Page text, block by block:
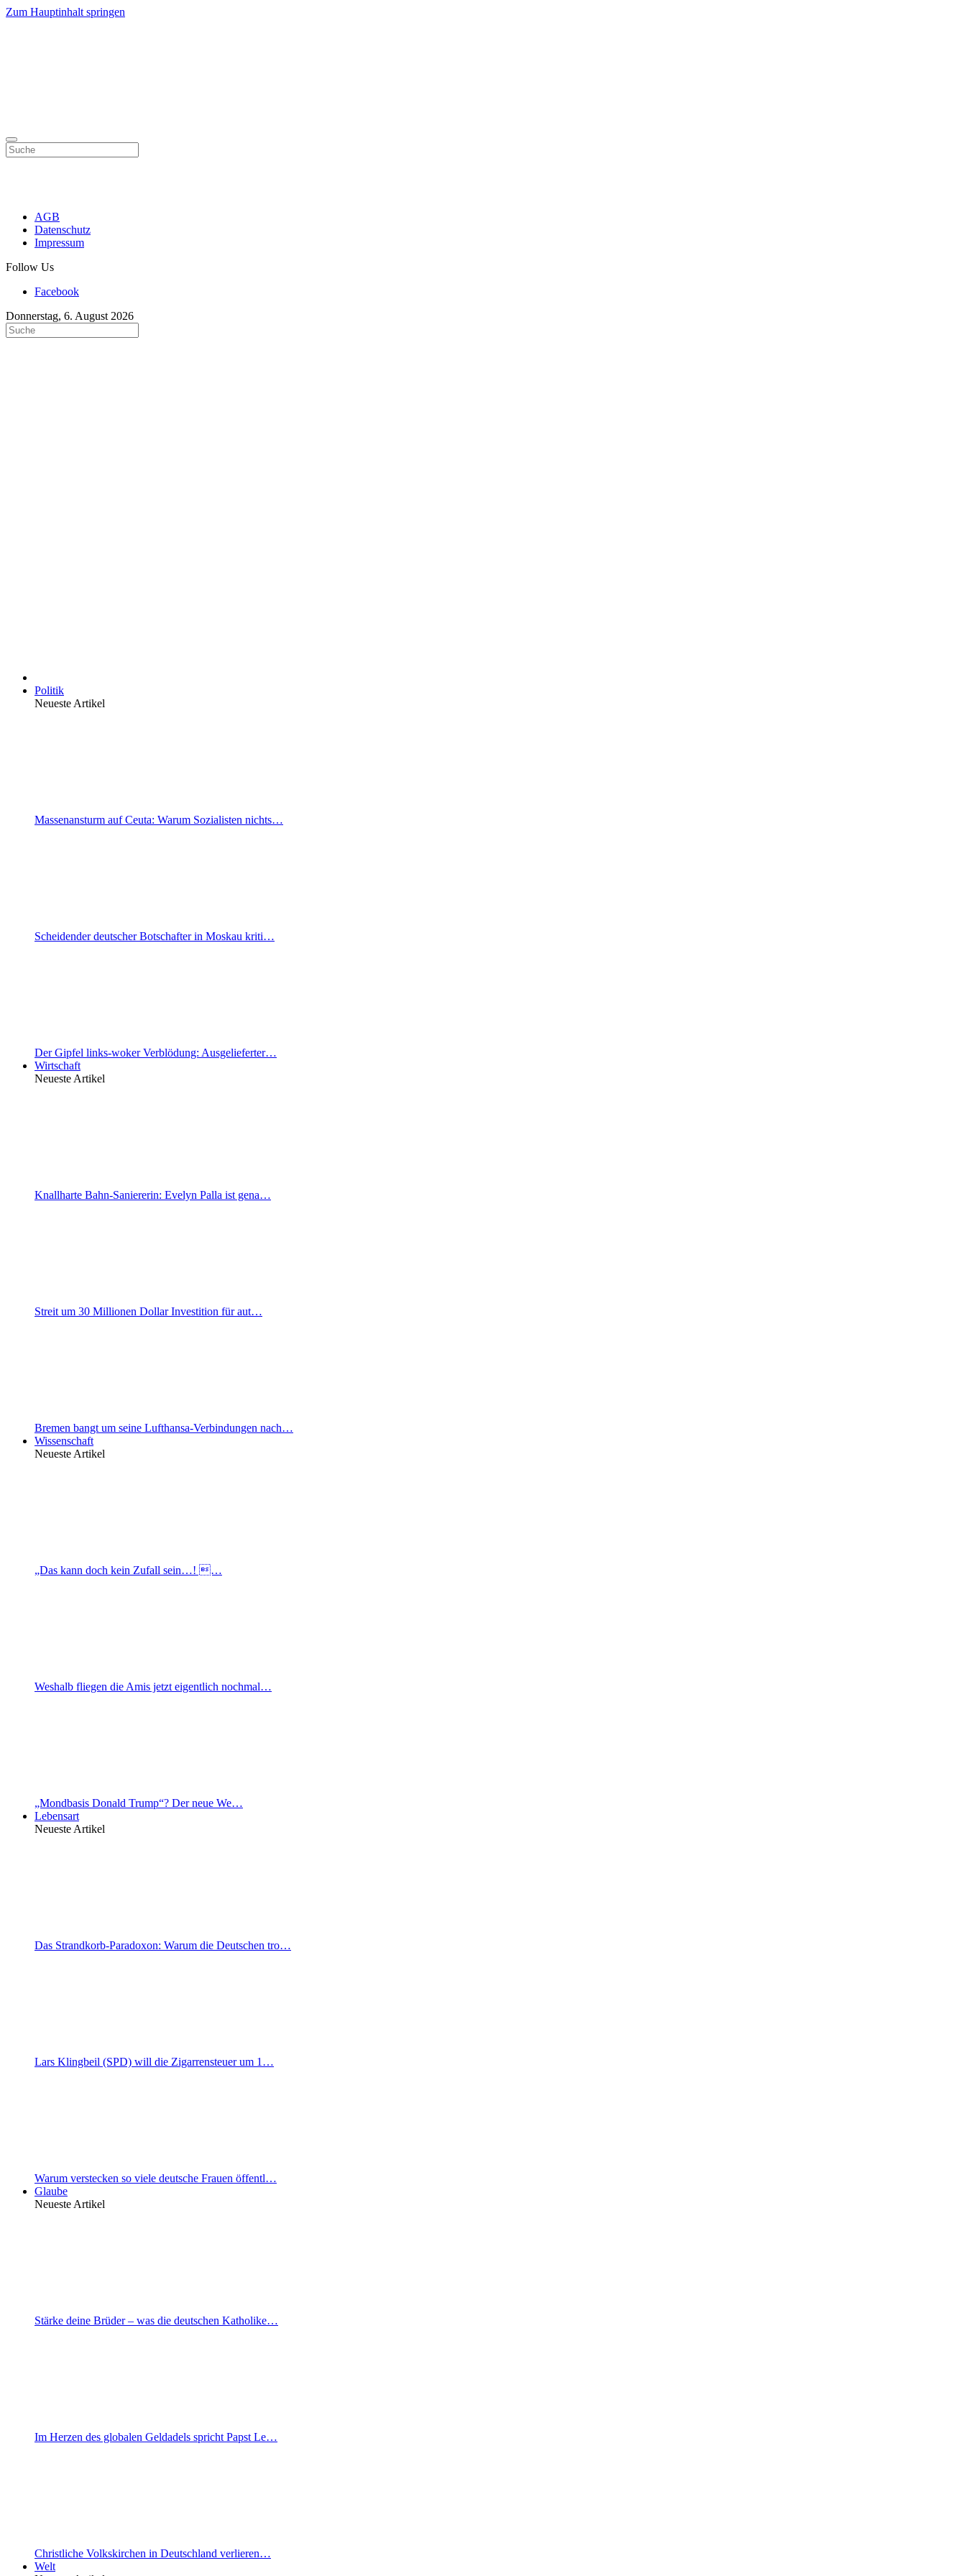
Zum Hauptinhalt springen
AGB
Datenschutz
Impressum
Follow Us
Facebook
Donnerstag, 6. August 2026
Politik
Neueste Artikel
Massenansturm auf Ceuta: Warum Sozialisten nichts…
Scheidender deutscher Botschafter in Moskau kriti…
Der Gipfel links-woker Verblödung: Ausgelieferter…
Wirtschaft
Neueste Artikel
Knallharte Bahn-Saniererin: Evelyn Palla ist gena…
Streit um 30 Millionen Dollar Investition für aut…
Bremen bangt um seine Lufthansa-Verbindungen nach…
Wissenschaft
Neueste Artikel
„Das kann doch kein Zufall sein…! …
Weshalb fliegen die Amis jetzt eigentlich nochmal…
„Mondbasis Donald Trump“? Der neue We…
Lebensart
Neueste Artikel
Das Strandkorb-Paradoxon: Warum die Deutschen tro…
Lars Klingbeil (SPD) will die Zigarrensteuer um 1…
Warum verstecken so viele deutsche Frauen öffentl…
Glaube
Neueste Artikel
Stärke deine Brüder – was die deutschen Katholike…
Im Herzen des globalen Geldadels spricht Papst Le…
Christliche Volkskirchen in Deutschland verlieren…
Welt